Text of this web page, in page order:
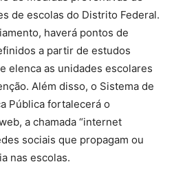
de escolas do Distrito Federal.
haverá pontos de
a partir de estudos
elenca as unidades escolares
Além disso, o Sistema de
Pública fortalecerá o
a chamada “internet
sociais que propagam ou
nas escolas.